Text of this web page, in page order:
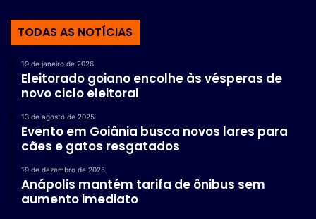
TODAS AS NOTÍCIAS
19 de janeiro de 2026
Eleitorado goiano encolhe às vésperas de
novo ciclo eleitoral
13 de agosto de 2025
Evento em Goiânia busca novos lares para
cães e gatos resgatados
19 de dezembro de 2025
Anápolis mantém tarifa de ônibus sem
aumento imediato